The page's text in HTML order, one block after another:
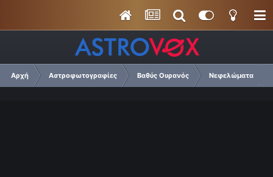
Αρχή Αστροφωτογραφίες Βαθύς Ουρανός Νεφελώματα